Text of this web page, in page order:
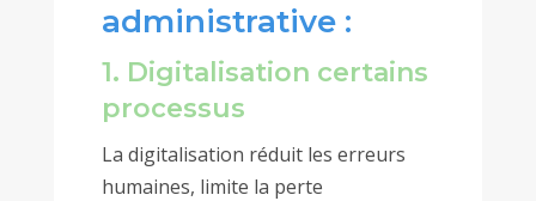
administrative :
1. Digitalisation certains
processus
La digitalisation réduit les erreurs
humaines, limite la perte